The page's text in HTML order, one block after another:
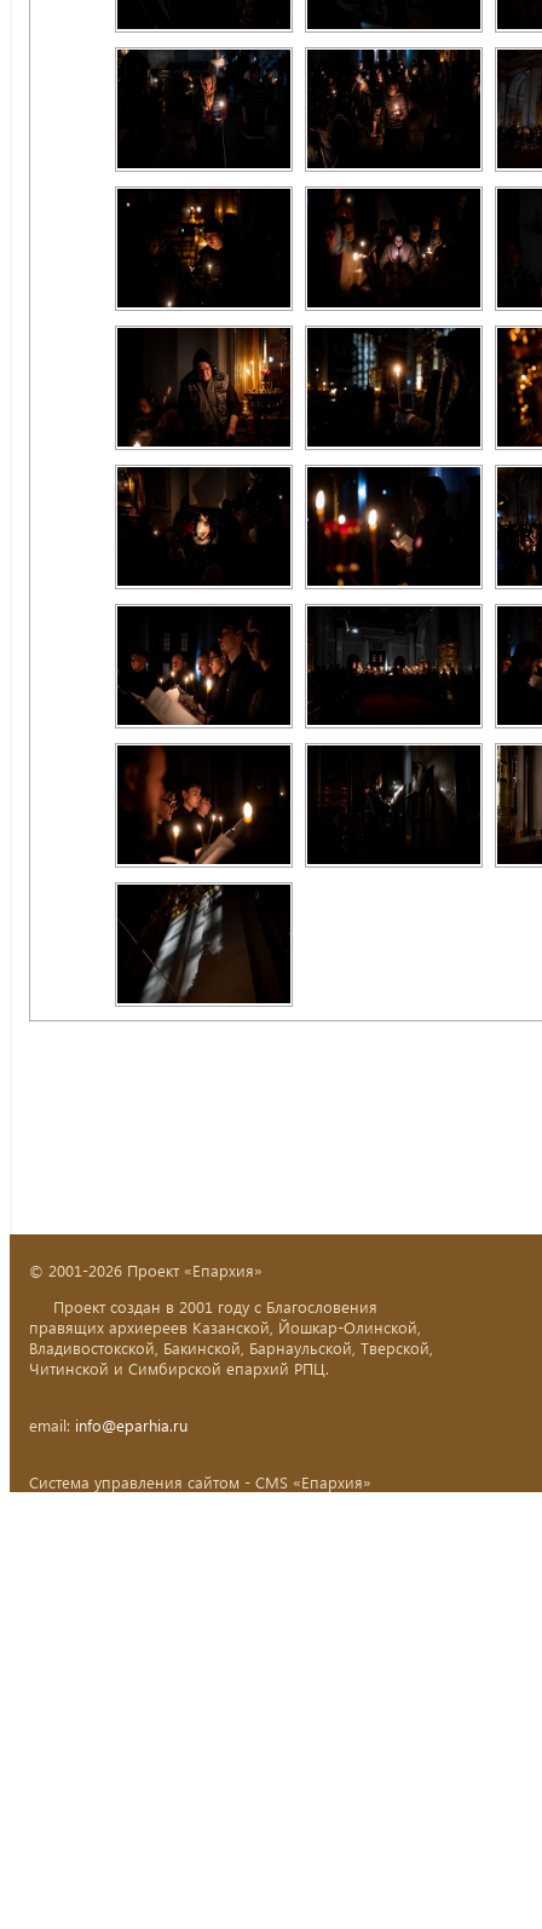
© 2001-2026 Проект «Епархия»
Проект создан в 2001 году с Благословения
правящих архиереев Казанской, Йошкар-Олинской,
Владивостокской, Бакинской, Барнаульской, Тверской,
Читинской и Симбирской епархий РПЦ.
email: info@eparhia.ru
Система управления сайтом - CMS «Епархия»